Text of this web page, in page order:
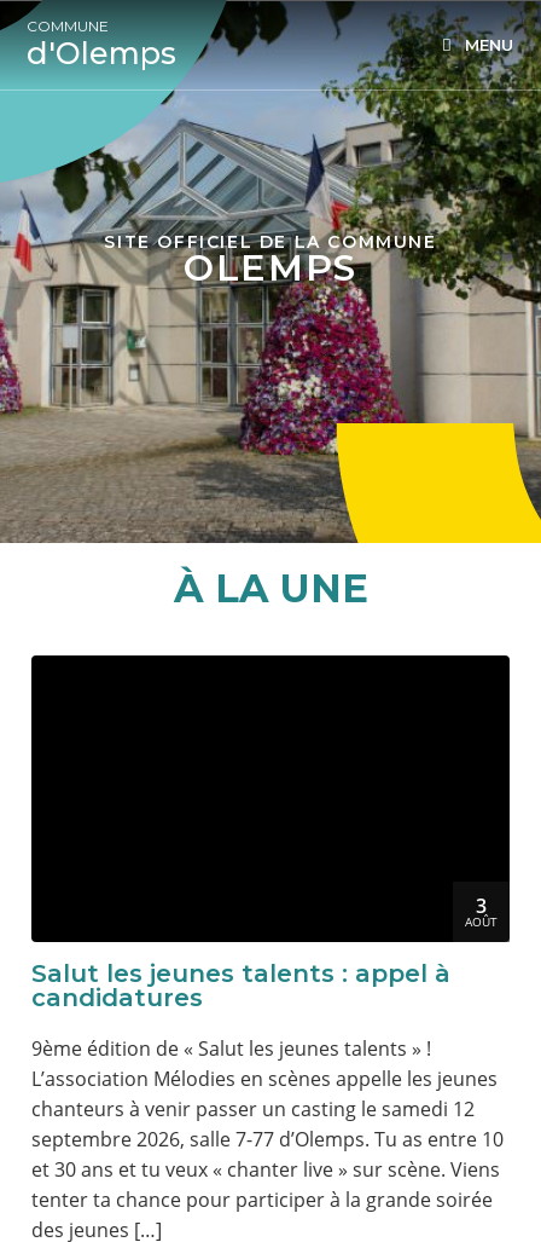
COMMUNE
d'Olemps MENU
SITE OFFICIEL DE LA COMMUNE
OLEMPS
À LA UNE
3
AOÛT
Salut les jeunes talents : appel à
candidatures
9ème édition de « Salut les jeunes talents » !
L’association Mélodies en scènes appelle les jeunes
chanteurs à venir passer un casting le samedi 12
septembre 2026, salle 7-77 d’Olemps. Tu as entre 10
et 30 ans et tu veux « chanter live » sur scène. Viens
tenter ta chance pour participer à la grande soirée
des jeunes […]